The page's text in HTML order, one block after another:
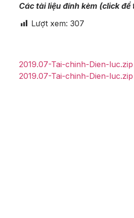
Các tài liệu đính kèm (click để
Lượt xem: 307
2019.07-Tai-chinh-Dien-luc.zip
2019.07-Tai-chinh-Dien-luc.zip